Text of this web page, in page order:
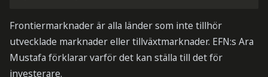
Frontiermarknader är alla länder som inte tillhör
utvecklade marknader eller tillväxtmarknader. EFN:s Ara
Mustafa förklarar varför det kan ställa till det för
investerare.